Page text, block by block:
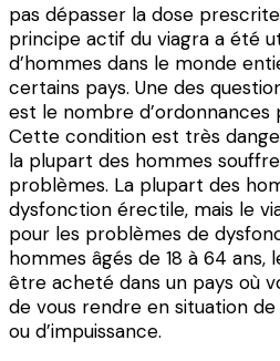
pas dépasser la dose
principe actif du viagra a été
d’hommes dans le monde
certains pays. Une des
est le nombre d’ordonnances
Cette condition est très
la plupart des hommes
problèmes. La plupart des
dysfonction érectile, mais le
pour les problèmes de
hommes âgés de 18 à 64 ans,
être acheté dans un pays où
de vous rendre en situation
ou d’impuissance.